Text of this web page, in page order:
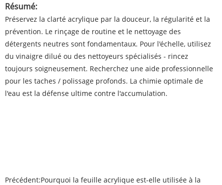
Résumé:
Préservez la clarté acrylique par la douceur, la régularité et la
prévention. Le rinçage de routine et le nettoyage des
détergents neutres sont fondamentaux. Pour l'échelle, utilisez
du vinaigre dilué ou des nettoyeurs spécialisés - rincez
toujours soigneusement. Recherchez une aide professionnelle
pour les taches / polissage profonds. La chimie optimale de
l'eau est la défense ultime contre l'accumulation.
Précédent:Pourquoi la feuille acrylique est-elle utilisée à la